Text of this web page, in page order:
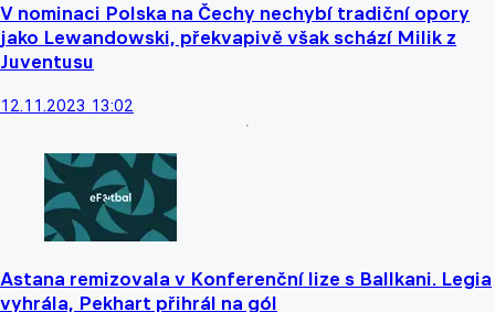
V nominaci Polska na Čechy nechybí tradiční opory
jako Lewandowski, překvapivě však schází Milik z
Juventusu
12.11.2023 13:02
Astana remizovala v Konferenční lize s Ballkani. Legia
vyhrála, Pekhart přihrál na gól